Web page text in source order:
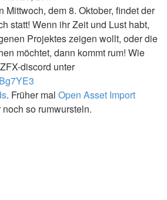
Mittwoch, dem 8. Oktober, findet der
statt! Wenn ihr Zeit und Lust habt,
Projektes zeigen wollt, oder die
möchtet, dann kommt rum! Wie
discord unter
. Früher mal Open Asset Import
so rumwursteln.